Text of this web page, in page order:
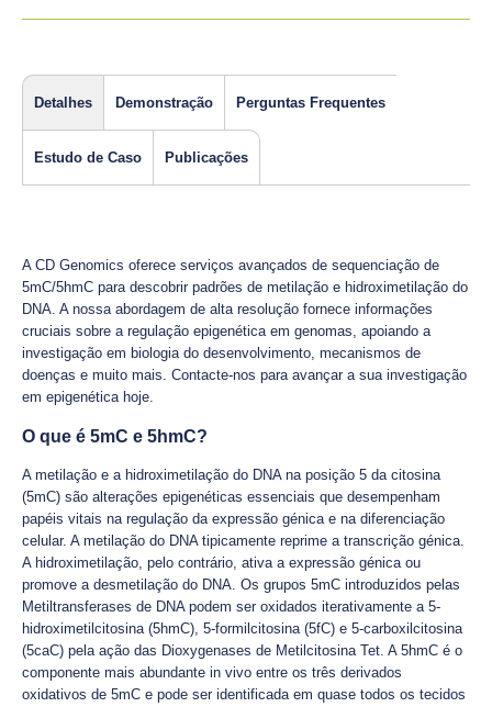
Detalhes Demonstração Perguntas Frequentes
Estudo de Caso Publicações
A CD Genomics oferece serviços avançados de sequenciação de
5mC/5hmC para descobrir padrões de metilação e hidroximetilação do
DNA. A nossa abordagem de alta resolução fornece informações
cruciais sobre a regulação epigenética em genomas, apoiando a
investigação em biologia do desenvolvimento, mecanismos de
doenças e muito mais. Contacte-nos para avançar a sua investigação
em epigenética hoje.
O que é 5mC e 5hmC?
A metilação e a hidroximetilação do DNA na posição 5 da citosina
(5mC) são alterações epigenéticas essenciais que desempenham
papéis vitais na regulação da expressão génica e na diferenciação
celular. A metilação do DNA tipicamente reprime a transcrição génica.
A hidroximetilação, pelo contrário, ativa a expressão génica ou
promove a desmetilação do DNA. Os grupos 5mC introduzidos pelas
Metiltransferases de DNA podem ser oxidados iterativamente a 5-
hidroximetilcitosina (5hmC), 5-formilcitosina (5fC) e 5-carboxilcitosina
(5caC) pela ação das Dioxygenases de Metilcitosina Tet. A 5hmC é o
componente mais abundante in vivo entre os três derivados
oxidativos de 5mC e pode ser identificada em quase todos os tecidos